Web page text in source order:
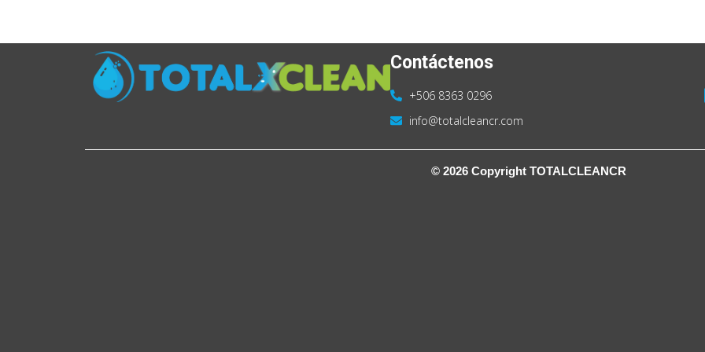
Contáctenos
+506 8363 0296
info@totalcleancr.com
© 2026 Copyright TOTALCLEANCR